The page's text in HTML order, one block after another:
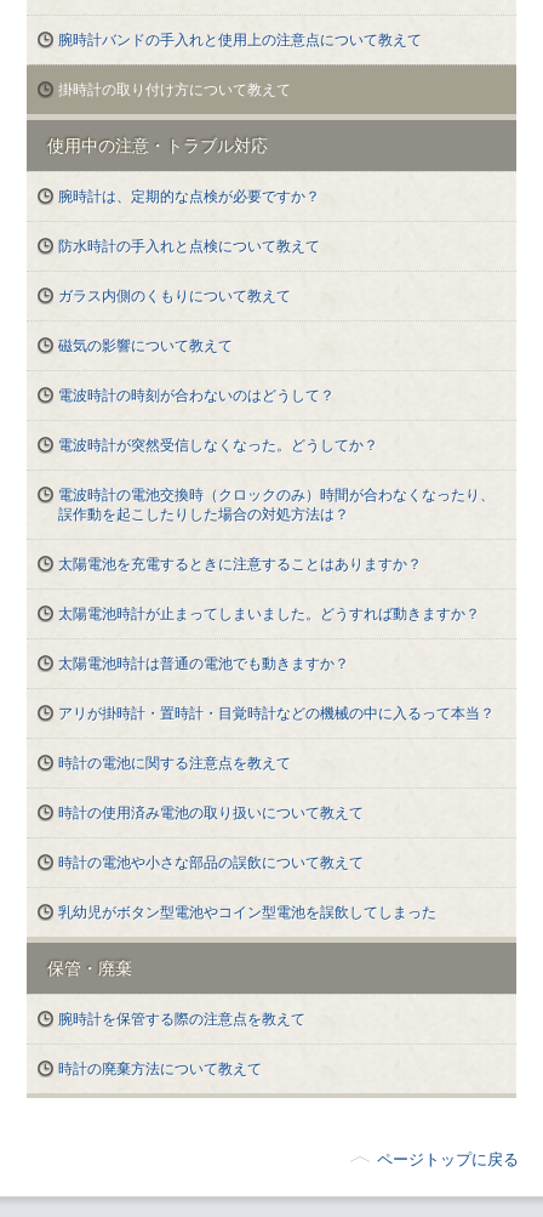
腕時計バンドの手入れと使用上の注意点について教えて
掛時計の取り付け方について教えて
使用中の注意・トラブル対応
腕時計は、定期的な点検が必要ですか？
防水時計の手入れと点検について教えて
ガラス内側のくもりについて教えて
磁気の影響について教えて
電波時計の時刻が合わないのはどうして？
電波時計が突然受信しなくなった。どうしてか？
電波時計の電池交換時（クロックのみ）時間が合わなくなったり、
誤作動を起こしたりした場合の対処方法は？
太陽電池を充電するときに注意することはありますか？
太陽電池時計が止まってしまいました。どうすれば動きますか？
太陽電池時計は普通の電池でも動きますか？
アリが掛時計・置時計・目覚時計などの機械の中に入るって本当？
時計の電池に関する注意点を教えて
時計の使用済み電池の取り扱いについて教えて
時計の電池や小さな部品の誤飲について教えて
乳幼児がボタン型電池やコイン型電池を誤飲してしまった
保管・廃棄
腕時計を保管する際の注意点を教えて
時計の廃棄方法について教えて
ページトップに戻る